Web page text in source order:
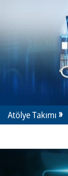
Atölye Takımı